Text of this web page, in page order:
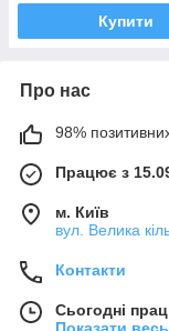
Купити
Про нас
98% позитивних
Працює з
м. Київ
вул. Велика
Контакти
Сьогодні
Показати